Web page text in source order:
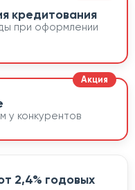
кредитования
при оформлении
у конкурентов
2,4% годовых